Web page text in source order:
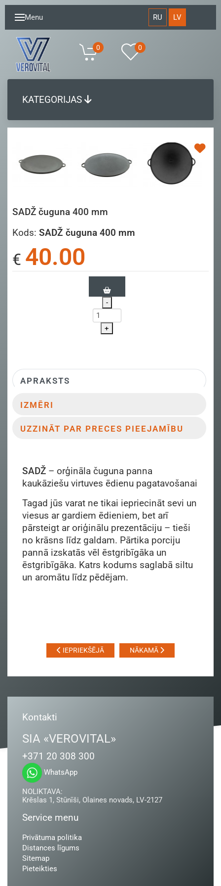
Menu RU LV
0 0
KATEGORIJAS
SADŽ čuguna 400 mm
Kods: SADŽ čuguna 400 mm
€ 40.00
-
+
APRAKSTS
IZMĒRI
UZZINĀT PAR PRECES PIEEJAMĪBU
SADŽ – orģināla čuguna panna
kaukāziešu virtuves ēdienu pagatavošanai
Tagad jūs varat ne tikai iepriecināt sevi un
viesus ar gardiem ēdieniem, bet arī
pārsteigt ar oriģinālu prezentāciju – tieši
no krāsns līdz galdam. Pārtika porciju
pannā izskatās vēl ēstgribīgāka un
ēstgribīgāka. Katrs kodums saglabā siltu
un aromātu līdz pēdējam.
IEPRIEKŠĒJĀ NĀKAMĀ
Kontakti
SIA «VEROVITAL»
+371 20 308 300
WhatsApp
NOLIKTAVA:
Krēslas 1, Stūnīši, Olaines novads, LV-2127
Service menu
Privātuma politika
Distances līgums
Sitemap
Pieteikties